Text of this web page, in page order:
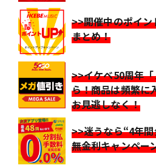
>>開催中のポイ
まとめ！
>>イケベ50周年
ら！商品は頻繁に
お見逃しなく！
>>迷うなら“4年
無金利キャンペー